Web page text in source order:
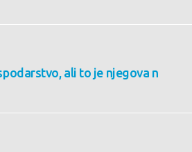
ali to je njegova n